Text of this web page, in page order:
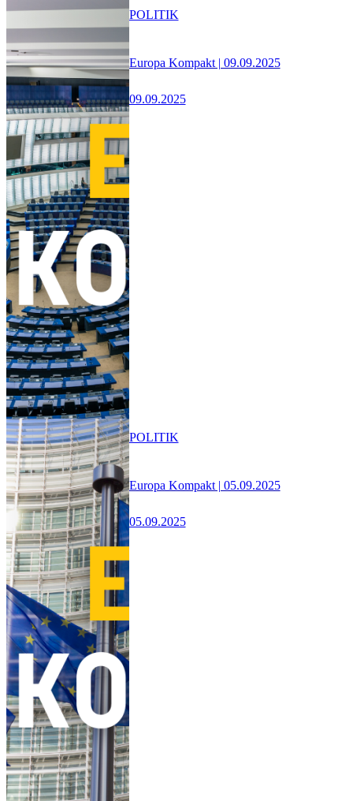
Europa Kompakt | 09.09.2025
09.09.2025
POLITIK
Europa Kompakt | 05.09.2025
05.09.2025
POLITIK